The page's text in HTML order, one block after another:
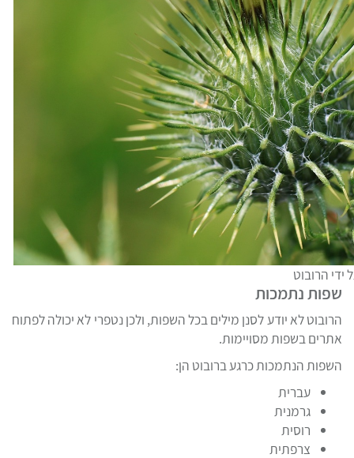
הרובוט
שפות נתמכות
הרובוט לא יודע לסנן מילים בכל השפות, ולכן נטפרי לא יכולה לפתוח
אתרים בשפות מסויימות.
השפות הנתמכות כרגע ברובוט הן:
עברית
גרמנית
רוסית
צרפתית